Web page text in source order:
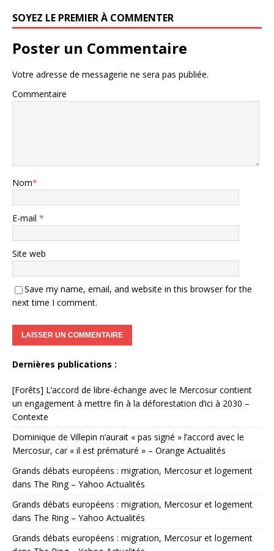
SOYEZ LE PREMIER À COMMENTER
Poster un Commentaire
Votre adresse de messagerie ne sera pas publiée.
Commentaire
Nom*
E-mail *
Site web
Save my name, email, and website in this browser for the
next time I comment.
Dernières publications :
[Forêts] L’accord de libre-échange avec le Mercosur contient
un engagement à mettre fin à la déforestation d’ici à 2030 –
Contexte
Dominique de Villepin n’aurait « pas signé » l’accord avec le
Mercosur, car « il est prématuré » – Orange Actualités
Grands débats européens : migration, Mercosur et logement
dans The Ring – Yahoo Actualités
Grands débats européens : migration, Mercosur et logement
dans The Ring – Yahoo Actualités
Grands débats européens : migration, Mercosur et logement